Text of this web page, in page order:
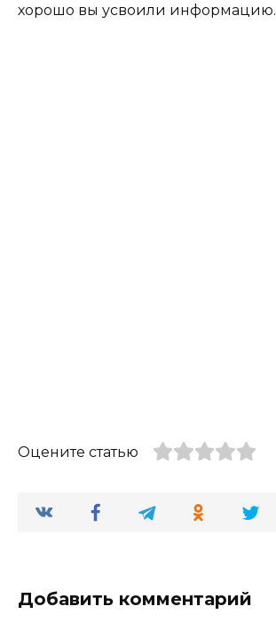
хорошо вы усвоили информацию.
Оцените статью
Добавить комментарий